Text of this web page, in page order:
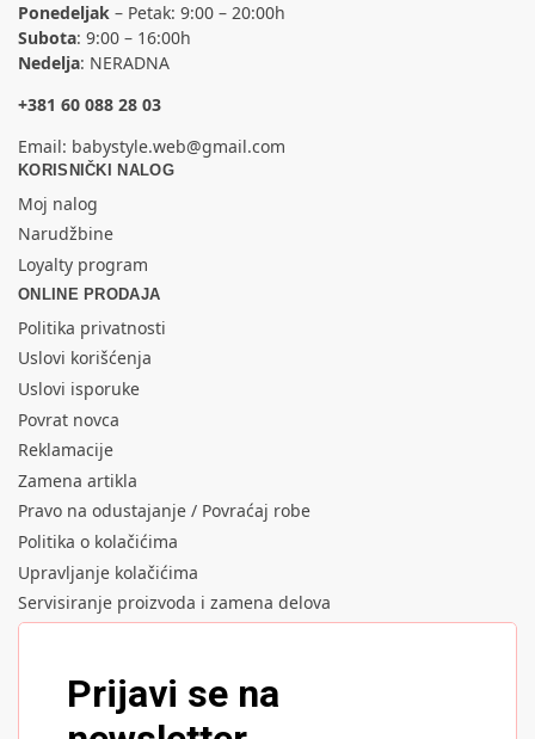
Ponedeljak – Petak: 9:00 – 20:00h
Subota: 9:00 – 16:00h
Nedelja: NERADNA
+381 60 088 28 03
Email: babystyle.web@gmail.com
KORISNIČKI NALOG
Moj nalog
Narudžbine
Loyalty program
ONLINE PRODAJA
Politika privatnosti
Uslovi korišćenja
Uslovi isporuke
Povrat novca
Reklamacije
Zamena artikla
Pravo na odustajanje / Povraćaj robe
Politika o kolačićima
Upravljanje kolačićima
Servisiranje proizvoda i zamena delova